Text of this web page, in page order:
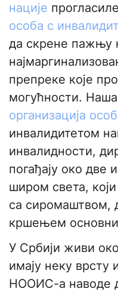
нације
особа с
да скрене пажњу
препреке које
могућности. Наша
организација
инвалидитетом
инвалидности,
погађају око две
широм света,
са сиромаштвом,
кршењем
У Србији живи
имају неку врсту
НООИС-а наводе